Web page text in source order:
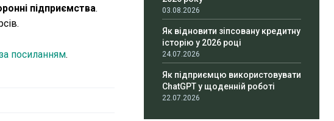
підприємства.
посиланням.
03.08.2026
Як відновити зіпсовану кредитну
історію у 2026 році
24.07.2026
Як підприємцю використовувати
ChatGPT у щоденній роботі
22.07.2026